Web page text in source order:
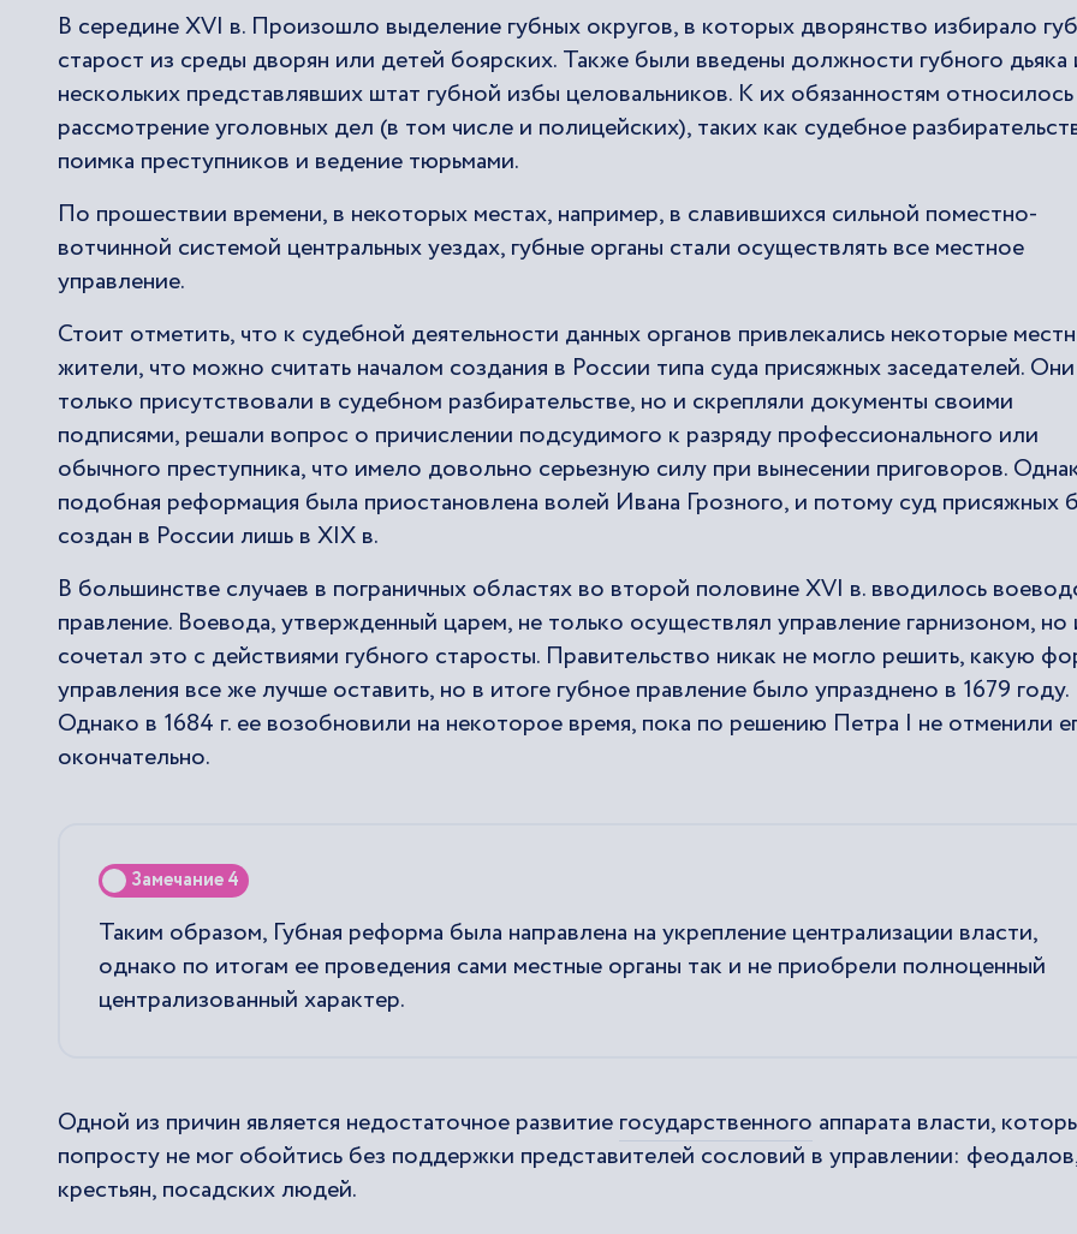
В середине XVI в. Произошло выделение губных округов, в которых дворянство избирало
старост из среды дворян или детей боярских. Также были введены должности губного дьяка
нескольких представлявших штат губной избы целовальников. К их обязанностям относилось
рассмотрение уголовных дел (в том числе и полицейских), таких как судебное
поимка преступников и ведение тюрьмами.
По прошествии времени, в некоторых местах, например, в славившихся сильной поместно-
вотчинной системой центральных уездах, губные органы стали осуществлять все местное
управление.
Стоит отметить, что к судебной деятельности данных органов привлекались некоторые
жители, что можно считать началом создания в России типа суда присяжных заседателей.
только присутствовали в судебном разбирательстве, но и скрепляли документы своими
подписями, решали вопрос о причислении подсудимого к разряду профессионального или
обычного преступника, что имело довольно серьезную силу при вынесении приговоров.
подобная реформация была приостановлена волей Ивана Грозного, и потому суд присяжных
создан в России лишь в XIX в.
В большинстве случаев в пограничных областях во второй половине XVI в. вводилось
правление. Воевода, утвержденный царем, не только осуществлял управление гарнизоном, но
сочетал это с действиями губного старосты. Правительство никак не могло решить, какую
управления все же лучше оставить, но в итоге губное правление было упразднено в 1679 году.
Однако в 1684 г. ее возобновили на некоторое время, пока по решению Петра I не отменили
окончательно.
Замечание 4
Таким образом, Губная реформа была направлена на укрепление централизации власти,
однако по итогам ее проведения сами местные органы так и не приобрели полноценный
централизованный характер.
Одной из причин является недостаточное развитие государственного аппарата власти,
попросту не мог обойтись без поддержки представителей сословий в управлении:
крестьян, посадских людей.